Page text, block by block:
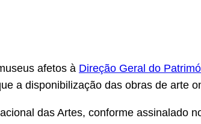
afetos à Direção Geral do
a disponibilização das obras de arte
das Artes, conforme assinalado